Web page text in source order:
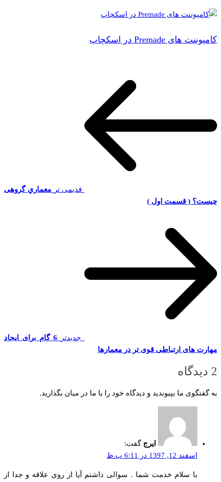
کامپوننت های Premade در اسکچاپ
قدیمی تر معماري گروهی
چیست؟ ( قسمت اول )
جدیدتر
6 گام برای ایجاد
مهارت های ارتباطی قوی تر در معمارها
2 دیدگاه
به گفتگوی ما بپیوندید و دیدگاه خود را با ما در میان بگذارید.
ایرج گفت:
اسفند 12, 1397 در 6:11 ب.ظ
با سلام خدمت شما . سوالی داشتم آیا از روی علاقه و جدا از